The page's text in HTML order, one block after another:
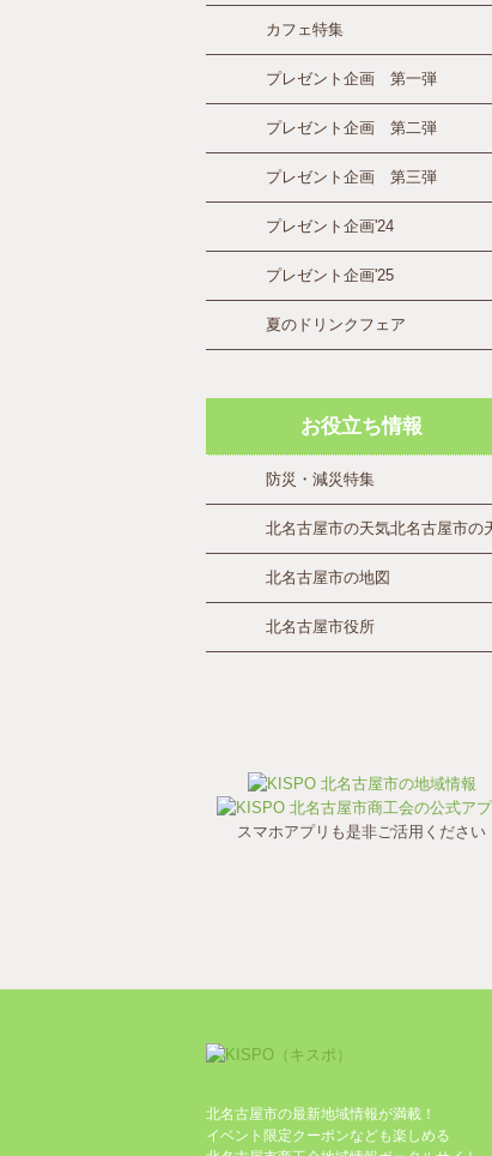
カフェ特集
プレゼント企画 第一弾
プレゼント企画 第二弾
プレゼント企画 第三弾
プレゼント企画'24
プレゼント企画'25
夏のドリンクフェア
お役立ち情報
防災・減災特集
北名古屋市の天気北名古屋市の
北名古屋市の地図
北名古屋市役所
スマホアプリも是非ご活用ください
北名古屋市の最新地域情報が満載！
イベント限定クーポンなども楽しめる